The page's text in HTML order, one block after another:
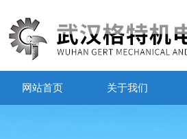
网站首页 关于我们